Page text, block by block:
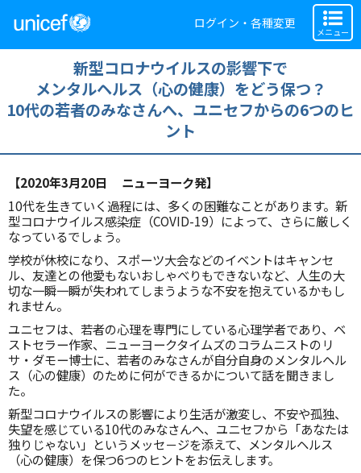
ログイン・各種変更
メニュー
新型コロナウイルスの影響下で
メンタルヘルス（心の健康）をどう保つ？
10代の若者のみなさんへ、ユニセフからの6つのヒ
ント
【2020年3月20日 ニューヨーク発】
10代を生きていく過程には、多くの困難なことがあります。新
型コロナウイルス感染症（COVID-19）によって、さらに厳しく
なっているでしょう。
学校が休校になり、スポーツ大会などのイベントはキャンセ
ル、友達との他愛もないおしゃべりもできないなど、人生の大
切な一瞬一瞬が失われてしまうような不安を抱えているかもし
れません。
ユニセフは、若者の心理を専門にしている心理学者であり、ベ
ストセラー作家、ニューヨークタイムズのコラムニストのリ
サ・ダモー博士に、若者のみなさんが自分自身のメンタルヘル
ス（心の健康）のために何ができるかについて話を聞きまし
た。
新型コロナウイルスの影響により生活が激変し、不安や孤独、
失望を感じている10代のみなさんへ、ユニセフから「あなたは
独りじゃない」というメッセ－ジを添えて、メンタルヘルス
（心の健康）を保つ6つのヒントをお伝えします。